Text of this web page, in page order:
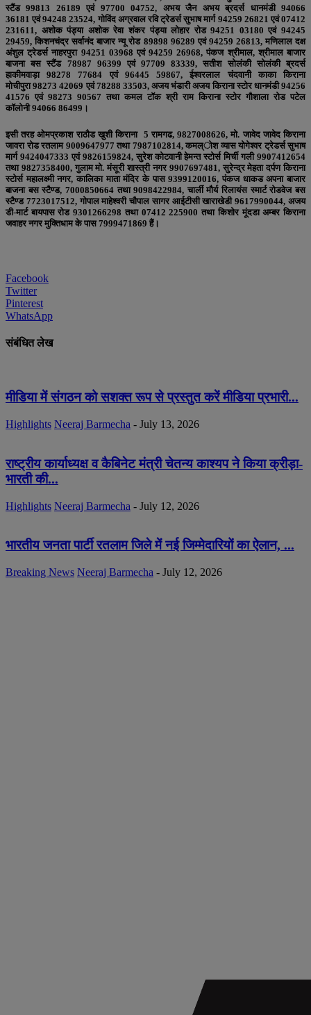
स्टैंड99813 26189एवं 97700 04752, अभय जैन अभय ब्रदर्स धानमंडी94066
36181एवं94248 23524, गोविंद अग्रवाल रवि ट्रेडर्स सुभाष मार्ग 94259 26821 एवं07412
231611, अशोक पंड्या अशोक रेवा शंकर पंड्या लोहार रोड94251 03180एवं94245
29459,किशनचंद्र सर्वानंद बाजार न्यू रोड 89898 96289 एवं 94259 26813, मणिलाल दक्ष
अंशुल ट्रेडर्स नाहरपुरा 94251 03968 एवं94259 26968,पंकज श्रीमाल, श्रीमाल बाजार
बाजना बस स्टैंड 78987 96399 एवं97709 83339,सतीश सोलंकी सोलंकी ब्रदर्स
हाकीमवाड़ा98278 77684 एवं 96445 59867, ईश्वरलाल चंदवानी काका किराना
मोचीपुरा98273 42069 एवं78288 33503, अजय भंडारी अजय किराना स्टोर धानमंडी94256
41576 एवं 98273 90567 तथा कमल टॉक श्री राम किराना स्टोर गौशाला रोड पटेल
कॉलोनी94066 86499 ।
इसी तरह ओमप्रकाश राठौड खुशी किराना 5 रामगढ,9827008626,मो. जावेद जावेद किराना
जावरा रोड रतलाम 9009647977 तथा 7987102814, कमल्ोश व्यास योगेश्वर ट्रेडर्स सुभाष
मार्ग 9424047333 एवं 9826159824, सुरेश कोटवानी हेमन्त स्टोर्स मिर्ची गली 9907412654
तथा 9827358400, गुलाम मो. मंसूरी शास्त्री नगर 9907697481, सुरेन्द्र मेहता दर्पण किराना
स्टोर्स महालक्ष्मी नगर,कालिका माता मंदिर के पास 9399120016,पंकज धाकड अपना बाजार
बाजना बस स्टैण्ड, 7000850664 तथा 9098422984, चार्ली मौर्य रिलायंस स्मार्ट रोडवेज बस
स्टैण्ड 7723017512, गोपाल माहेश्वरी चौपाल सागर आईटीसी खाराखेडी 9617990044,अजय
डी-मार्ट बायपास रोड 9301266298 तथा 07412 225900 तथा किशोर मूंदडा अम्बर किराना
जवाहर नगर मुक्तिधाम के पास 7999471869 हैं।
Facebook
Twitter
Pinterest
WhatsApp
संबंधित लेख
मीडिया में संगठन को सशक्त रूप से प्रस्तुत करें मीडिया प्रभारी...
Highlights Neeraj Barmecha - July 13, 2026
राष्ट्रीय कार्याध्यक्ष व कैबिनेट मंत्री चेतन्य काश्यप ने किया क्रीड़ा-
भारती की...
Highlights Neeraj Barmecha - July 12, 2026
भारतीय जनता पार्टी रतलाम जिले में नई जिम्मेदारियों का ऐलान, ...
Breaking News Neeraj Barmecha - July 12, 2026